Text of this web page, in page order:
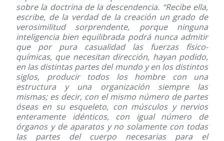
sobre la doctrina de la descendencia. “Recibe ella,
escribe, de la verdad de la creación un grado de
verosimilitud sorprendente, porque ninguna
inteligencia bien equilibrada podrá nunca admitir
que por pura casualidad las fuerzas físico-
químicas, que necesitan dirección, hayan podido,
en las distintas partes del mundo y en los distintos
siglos, producir todos los hombre con una
estructura y una organización siempre las
mismas; es decir, con el mismo número de partes
óseas en su esqueleto, con músculos y nervios
enteramente idénticos, con igual número de
órganos y de aparatos y no solamente con todas
las partes del cuerpo necesarias para el